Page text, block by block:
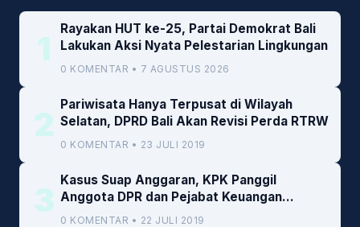
1
Rayakan HUT ke-25, Partai Demokrat Bali
Lakukan Aksi Nyata Pelestarian Lingkungan
0 KOMENTAR • 7 AGUSTUS 2026
2
Pariwisata Hanya Terpusat di Wilayah
Selatan, DPRD Bali Akan Revisi Perda RTRW
0 KOMENTAR • 23 JULI 2019
3
Kasus Suap Anggaran, KPK Panggil
Anggota DPR dan Pejabat Keuangan
Kemenkeu
0 KOMENTAR • 22 JULI 2019